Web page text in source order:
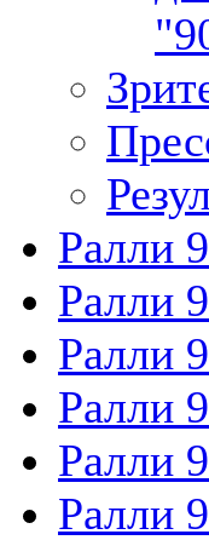
Ралли
Ралли
Ралли
Ралли
Ралли
Ралли